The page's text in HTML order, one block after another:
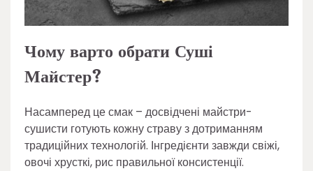
Чому варто обрати Суші
Майстер?
Насамперед це смак – досвідчені майстри-
сушисти готують кожну страву з дотриманням
традиційних технологій. Інгредієнти завжди свіжі,
овочі хрусткі, рис правильної консистенції.